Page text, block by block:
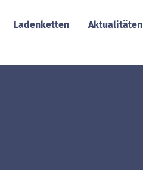
Ladenketten Aktualitäten